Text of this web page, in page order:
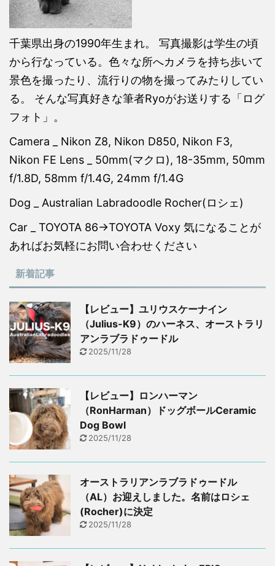
千葉県出身の1990年生まれ。 写真撮影は学生の頃
から行なっている。色々な所へカメラを持ち歩いて
景色を撮ったり、流行りの物を撮ってみたりしてい
る。 そんな写真好きな筆者Ryoがお送りする「ログ
フォト」。
Camera _ Nikon Z8, Nikon D850, Nikon F3,
Nikon FE Lens _ 50mm(マクロ), 18-35mm, 50mm
f/1.8D, 58mm f/1.4G, 24mm f/1.4G
Dog _ Australian Labradoodle Rocher(ロシェ)
Car _ TOYOTA 86→TOYOTA Voxy 気になることが
あればお気軽にお問い合わせください
新着記事
【レビュー】ユリウスケーナイン
（Julius-K9）のハーネス、オーストラリ
アンラブラドゥードル
2025/11/28
【レビュー】ロンハーマン
（RonHarman）ドッグボールCeramic
Dog Bowl
2025/11/28
オーストラリアンラブラドゥードル
（AL）お迎えしました。名前はロシェ
(Rocher)に決定
2025/11/28